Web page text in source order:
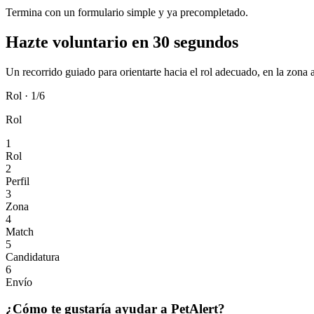
Termina con un formulario simple y ya precompletado.
Hazte voluntario en 30 segundos
Un recorrido guiado para orientarte hacia el rol adecuado, en la zona
Rol · 1/6
Rol
1
Rol
2
Perfil
3
Zona
4
Match
5
Candidatura
6
Envío
¿Cómo te gustaría ayudar a PetAlert?